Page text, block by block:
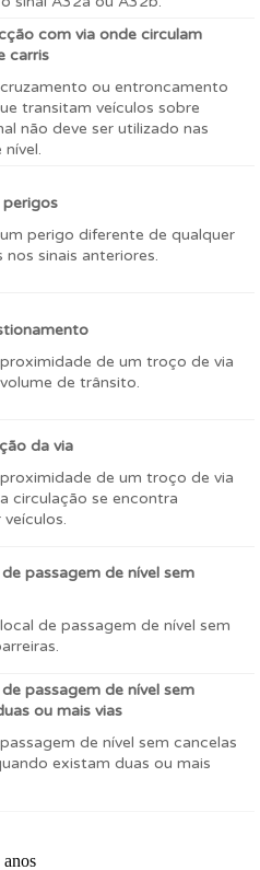
com via onde circulam
carris
ou entroncamento
transitam veículos sobre
não deve ser utilizado nas
nível.
perigo diferente de qualquer
sinais anteriores.
de um troço de via
de trânsito.
da via
de um troço de via
circulação se encontra
passagem de nível sem
de passagem de nível sem
passagem de nível sem
ou mais vias
de nível sem cancelas
existam duas ou mais